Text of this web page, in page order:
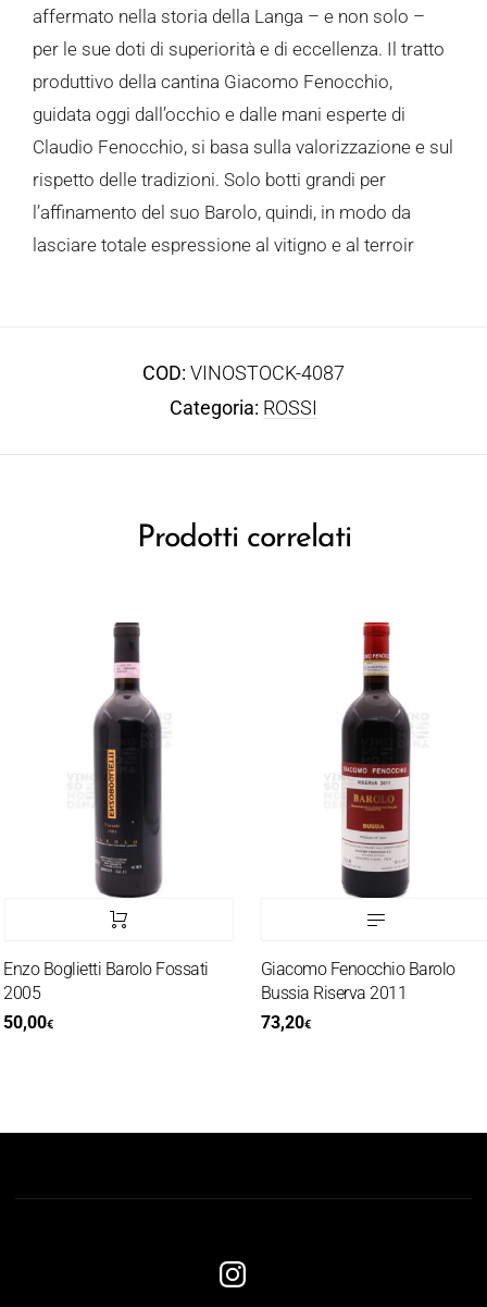
affermato nella storia della Langa – e non solo –
per le sue doti di superiorità e di eccellenza. Il tratto
produttivo della cantina Giacomo Fenocchio,
guidata oggi dall’occhio e dalle mani esperte di
Claudio Fenocchio, si basa sulla valorizzazione e sul
rispetto delle tradizioni. Solo botti grandi per
l’affinamento del suo Barolo, quindi, in modo da
lasciare totale espressione al vitigno e al terroir
COD: VINOSTOCK-4087
Categoria: ROSSI
Prodotti correlati
Boglietti Barolo Fossati
€
Giacomo Fenocchio Barolo
Bussia Riserva 2011
73,20€